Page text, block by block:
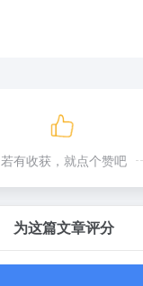
若有收获，就点个赞吧
为这篇文章评分